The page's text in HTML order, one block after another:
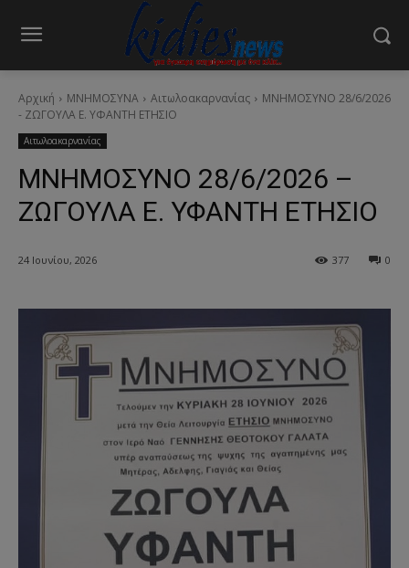
Αρχική ΜΝΗΜΟΣΥΝΑ Αιτωλοακαρνανίας
ΜΝΗΜΟΣΥΝΟ 28/6/2026
- ΖΩΓΟΥΛΑ Ε. ΥΦΑΝΤΗ ΕΤΗΣΙΟ
Αιτωλοακαρνανίας
ΜΝΗΜΟΣΥΝΟ 28/6/2026 –
ΖΩΓΟΥΛΑ Ε. ΥΦΑΝΤΗ ΕΤΗΣΙΟ
24 Ιουνίου, 2026 0
377